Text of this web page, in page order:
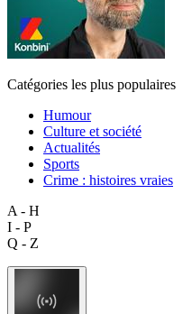
Catégories les plus populaires
Humour
Culture et société
Actualités
Sports
Crime : histoires vraies
A - H
I - P
Q - Z